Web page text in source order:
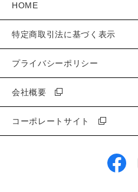
HOME
特定商取引法に基づく表示
プライバシーポリシー
会社概要
コーポレートサイト